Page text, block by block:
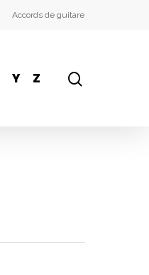
Accords de guitare
Y Z